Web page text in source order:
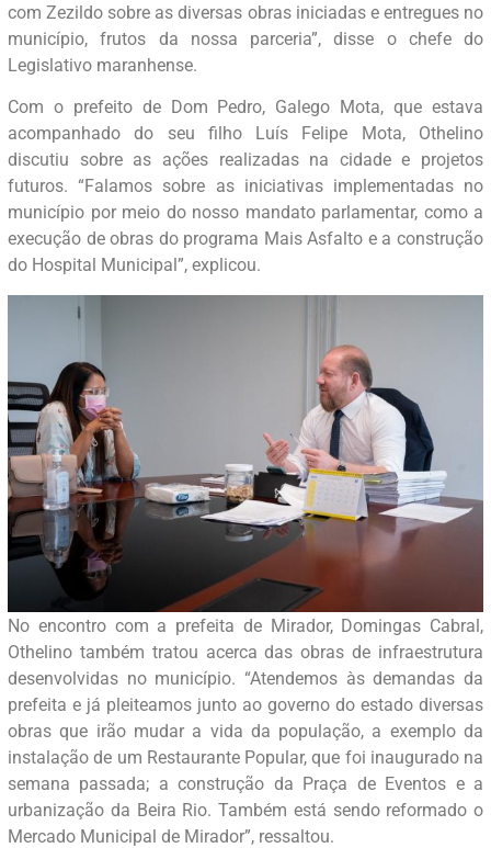
com Zezildo sobre as diversas obras iniciadas e entregues no
município, frutos da nossa parceria”, disse o chefe do
Legislativo maranhense.
Com o prefeito de Dom Pedro, Galego Mota, que estava
acompanhado do seu filho Luís Felipe Mota, Othelino
discutiu sobre as ações realizadas na cidade e projetos
futuros. “Falamos sobre as iniciativas implementadas no
município por meio do nosso mandato parlamentar, como a
execução de obras do programa Mais Asfalto e a construção
do Hospital Municipal”, explicou.
No encontro com a prefeita de Mirador, Domingas Cabral,
Othelino também tratou acerca das obras de infraestrutura
desenvolvidas no município. “Atendemos às demandas da
prefeita e já pleiteamos junto ao governo do estado diversas
obras que irão mudar a vida da população, a exemplo da
instalação de um Restaurante Popular, que foi inaugurado na
semana passada; a construção da Praça de Eventos e a
urbanização da Beira Rio. Também está sendo reformado o
Mercado Municipal de Mirador”, ressaltou.